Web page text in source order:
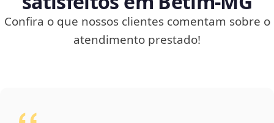
Confira o que nossos clientes comentam sobre o
atendimento prestado!